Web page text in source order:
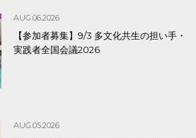
AUG.06.2026
【参加者募集】9/3 多文化共生の担い手・
実践者全国会議2026
AUG.05.2026